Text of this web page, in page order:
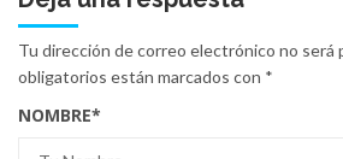
Tu dirección de correo electrónico no será
obligatorios están marcados con *
NOMBRE*